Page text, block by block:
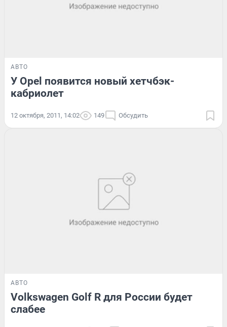
АВТО
У Opel появится новый хетчбэк-
кабриолет
12 октября, 2011, 14:02 149 Обсудить
АВТО
Volkswagen Golf R для России будет
слабее